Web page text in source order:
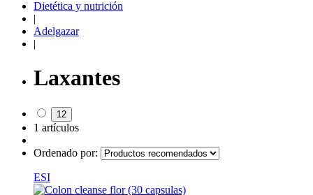
Dietética y nutrición
|
Adelgazar
|
Laxantes
12
1 artículos
Ordenado por:
ESI